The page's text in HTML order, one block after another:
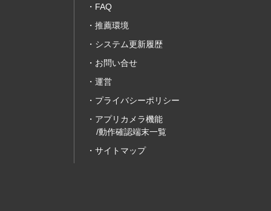
FAQ
推薦環境
システム更新履歴
お問い合せ
運営
プライバシーポリシー
アプリカメラ機能
/動作確認端末一覧
サイトマップ